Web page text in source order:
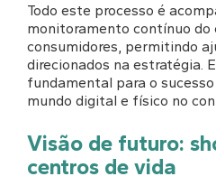
Todo este processo é
monitoramento contínuo
consumidores, permitindo
direcionados na estratégia.
fundamental para o
mundo digital e físico no
Visão de futuro:
centros de vida